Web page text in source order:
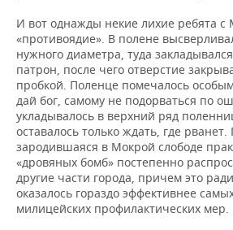
И вот однажды некие лихие ребята с
«противоядие». В полене
нужного диаметра, туда
патрон, после чего отверстие
пробкой. Поленце помечалось
дай бог, самому не подорваться по
укладывалось в верхний ряд
оставалось только ждать, где
зародившаяся в Мокрой слободе
«дровяных бомб» постепенно
другие части города, причем это
оказалось гораздо эффективнее
милицейских профилактических мер.